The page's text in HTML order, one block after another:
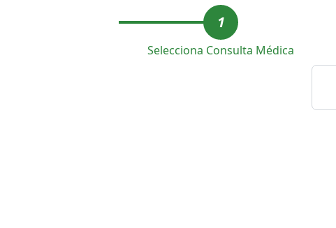
1
Selecciona Consulta Médica